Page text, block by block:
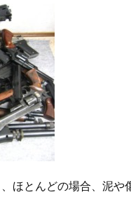
ほとんどの場合、泥や